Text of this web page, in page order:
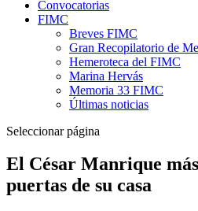
Convocatorias
FIMC
Breves FIMC
Gran Recopilatorio de
Hemeroteca del FIMC
Marina Hervás
Memoria 33 FIMC
Últimas noticias
Seleccionar página
El César Manrique
puertas de su casa